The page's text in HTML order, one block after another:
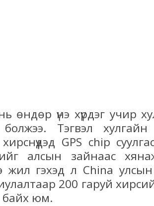
өндөр үнэ хүрдэг учир
болжээ. Тэгвэл
GPS chip
алсын зайнаас
жил гэхэд л China
200 гаруй
байх юм.